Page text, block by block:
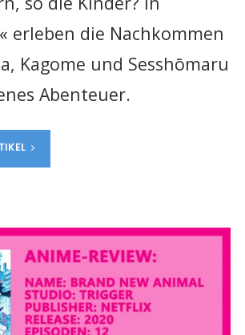
erleben die Nachkommen
Kagome und Sesshōmaru
Abenteuer.